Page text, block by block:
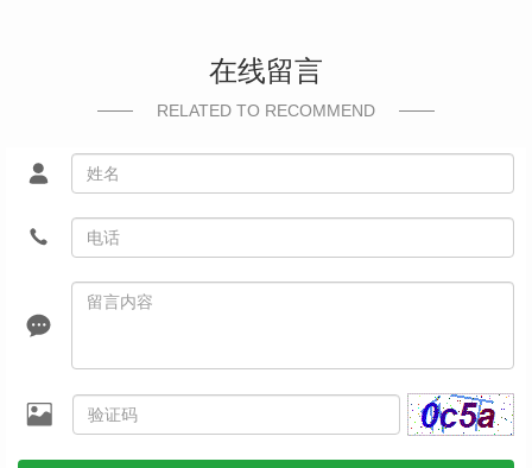
在线留言
RELATED TO RECOMMEND